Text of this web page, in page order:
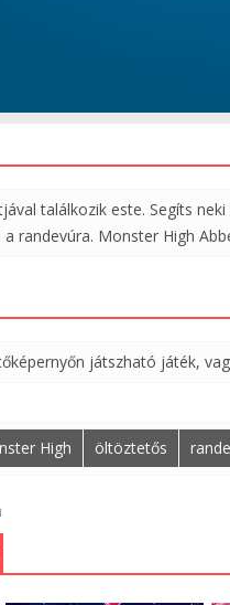
találkozik este. Segíts
randevúra. Monster High
játszható játék,
High öltöztetős